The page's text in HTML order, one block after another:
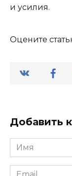
и усилия.
Оцените
Добавить
Имя
*
Email